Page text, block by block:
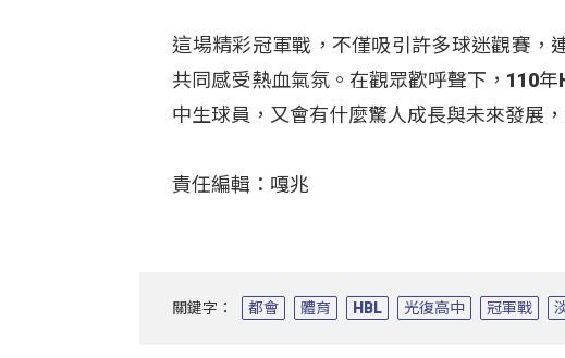
這場精彩冠軍戰，不僅吸引許多球迷觀賽，
共同感受熱血氣氛。在觀眾歡呼聲下，110
中生球員，又會有什麼驚人成長與未來發展
責任編輯：嘎兆
關鍵字： 都會 體育 HBL 光復高中 冠軍戰